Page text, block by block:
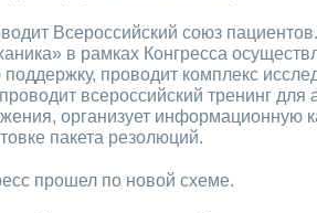
Всероссийский союз
в рамках Конгресса
проводит комплекс
всероссийский тренинг для
организует
пакета резолюций.
прошел по новой схеме.